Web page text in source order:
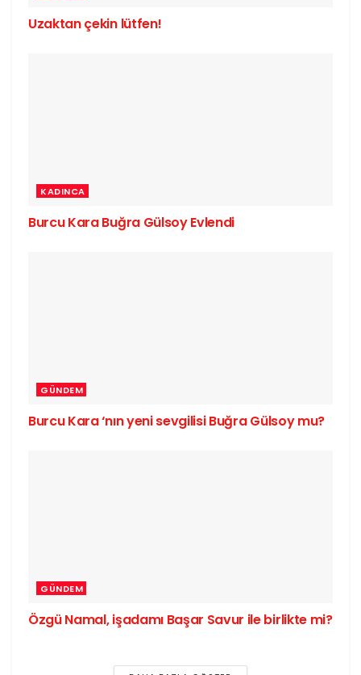
Uzaktan çekin lütfen!
KADINCA
Burcu Kara Buğra Gülsoy Evlendi
GÜNDEM
Burcu Kara ‘nın yeni sevgilisi Buğra Gülsoy mu?
GÜNDEM
Özgü Namal, işadamı Başar Savur ile birlikte mi?